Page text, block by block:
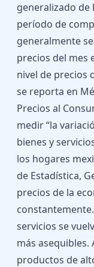
generalizado de
período de
generalmente
precios del mes
nivel de precios
se reporta en
Precios al
medir “la
bienes y
los hogares
de Estadística,
precios de la
servicios se
más
productos de